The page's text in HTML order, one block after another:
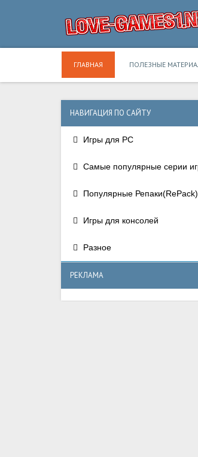
ГЛАВНАЯ ПОЛЕЗНЫЕ
НАВИГАЦИЯ ПО САЙТУ
Игры для PC
Самые популярные серии
Популярные Репаки(RePack)
Игры для консолей
Разное
РЕКЛАМА